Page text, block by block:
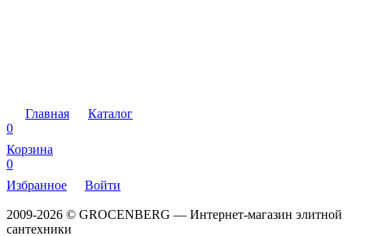
Главная
Каталог
0
Корзина
0
Избранное
Войти
2009-2026 © GROCENBERG — Интернет-магазин элитной
сантехники